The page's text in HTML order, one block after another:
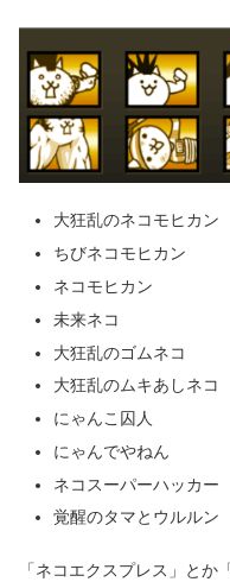
大狂乱のネコモヒカン
ちびネコモヒカン
ネコモヒカン
未来ネコ
大狂乱のゴムネコ
大狂乱のムキあしネコ
にゃんこ囚人
にゃんでやねん
ネコスーパーハッカー
覚醒のタマとウルルン
「ネコエクスプレス」と